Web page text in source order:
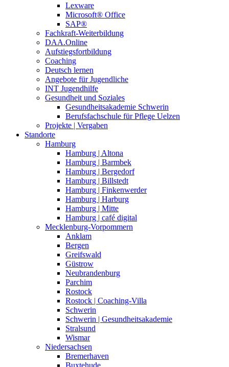
Lexware
Microsoft® Office
SAP®
Fachkraft-Weiterbildung
DAA.Online
Aufstiegsfortbildung
Coaching
Deutsch lernen
Angebote für Jugendliche
INT Jugendhilfe
Gesundheit und Soziales
Gesundheitsakademie Schwerin
Berufsfachschule für Pflege Uelzen
Projekte | Vergaben
Standorte
Hamburg
Hamburg | Altona
Hamburg | Barmbek
Hamburg | Bergedorf
Hamburg | Billstedt
Hamburg | Finkenwerder
Hamburg | Harburg
Hamburg | Mitte
Hamburg | café digital
Mecklenburg-Vorpommern
Anklam
Bergen
Greifswald
Güstrow
Neubrandenburg
Parchim
Rostock
Rostock | Coaching-Villa
Schwerin
Schwerin | Gesundheitsakademie
Stralsund
Wismar
Niedersachsen
Bremerhaven
Buxtehude